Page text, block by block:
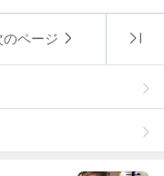
のページ